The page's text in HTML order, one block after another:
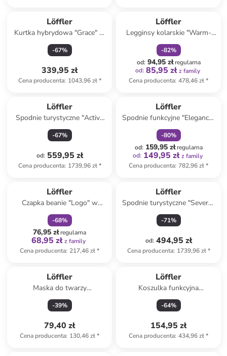
Löffler
Kurtka hybrydowa "Grace" w
kolorze turkusowym
-67%
339,95 zł
Cena producenta: 1043,96 zł*
Löffler
Legginsy kolarskie "Warm-
Up" w kolorze czarnym
-82%
od: 94,95 złregularna
od: 85,95 zł z family
Cena producenta: 478,46 zł*
Löffler
Spodnie turystyczne "Active
GTX" w kolorze czerwonym
-67%
od: 559,95 zł
Cena producenta: 1739,96 zł*
Löffler
Spodnie funkcyjne "Elegance"
w kolorze białym
-80%
od: 159,95 złregularna
od: 149,95 zł z family
Cena producenta: 782,96 zł*
Löffler
Czapka beanie "Logo" w
kolorze czerwonym
-68%
76,95 złregularna
68,95 zł z family
Cena producenta: 217,46 zł*
Löffler
Spodnie turystyczne "Severo"
w kolorze białym
-71%
od: 494,95 zł
Cena producenta: 1739,96 zł*
Löffler
Maska do twarzy
"Windstopper®" w kolorze
czarnym
-39%
79,40 zł
Cena producenta: 130,46 zł*
Löffler
Koszulka funkcyjna
"Transtex®" w kolorze
czarnym
-64%
154,95 zł
Cena producenta: 434,96 zł*